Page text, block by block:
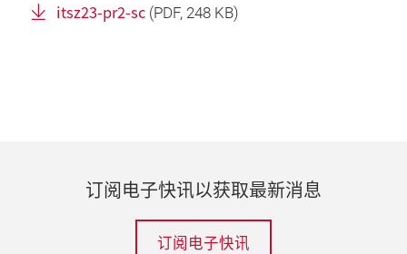
itsz23-pr2-sc (PDF, 248 KB)
订阅电子快讯以获取最新消息
订阅电子快讯